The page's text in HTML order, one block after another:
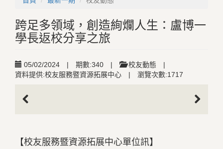
跨足多領域，創造絢爛人生：盧博一
學長返校分享之旅
05/02/2024 | 期數:340 | 校友動態
|
資料提供:校友服務暨資源拓展中心
| 瀏覽次數:1717
【校友服務暨資源拓展中心單位訊】